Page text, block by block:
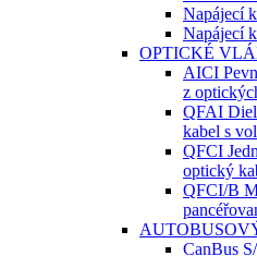
Napájecí
Napájecí
OPTICKÉ
AICI
z
QFAI
kabel s
QFCI
optický
QFCI/B
CanBus